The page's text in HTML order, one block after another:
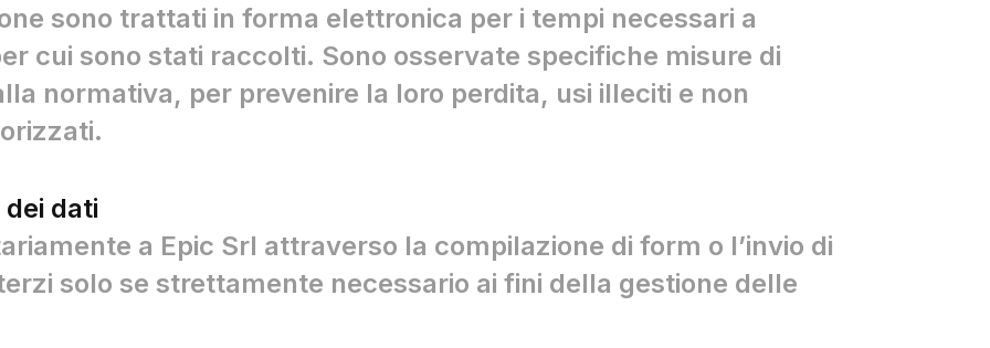
sono trattati in forma elettronica per i tempi necessari a
cui sono stati raccolti. Sono osservate specifiche misure di
normativa, per prevenire la loro perdita, usi illeciti e non
dati
a Epic Srl attraverso la compilazione di form o l’invio di
solo se strettamente necessario ai fini della gestione delle